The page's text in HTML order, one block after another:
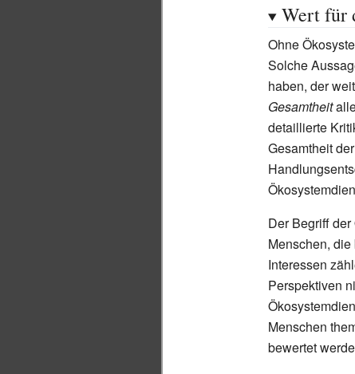
Wert für
Ohne
Solche
haben, der
Gesamtheit
detaillierte
Gesamtheit
Der Begriff
Menschen,
Interessen
Perspektiven
Menschen
bewertet